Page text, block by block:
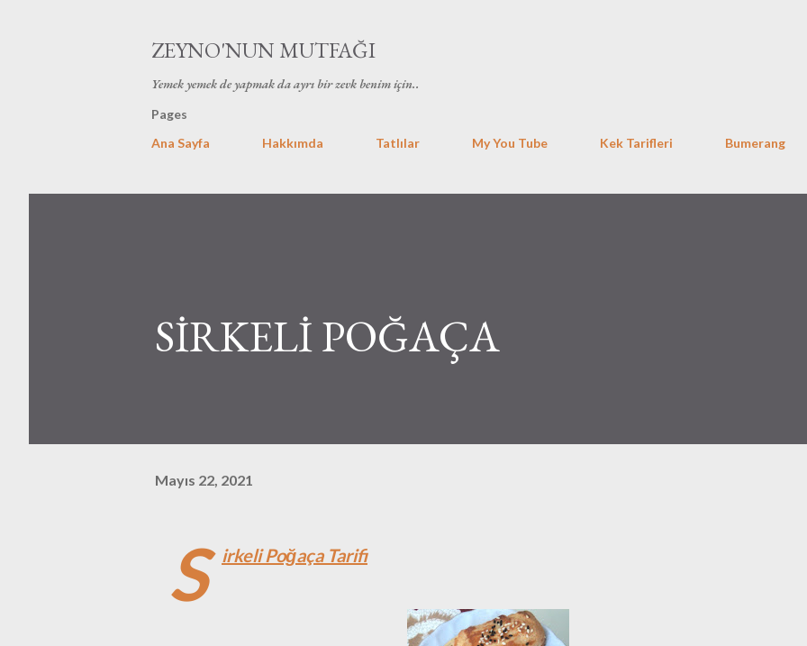
ZEYNO'NUN MUTFAĞI
Yemek yemek de yapmak da ayrı bir zevk benim için..
Pages
Ana Sayfa
Hakkımda Tatlılar My You Tube Kek Tarifleri Bumerang
SİRKELİ POĞAÇA
Mayıs 22, 2021
S irkeli Poğaça Tarifi